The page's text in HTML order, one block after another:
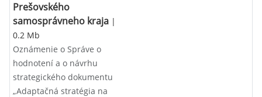
Prešovského
samosprávneho kraja |
0.2 Mb
Oznámenie o Správe o
hodnotení a o návrhu
strategického dokumentu
„Adaptačná stratégia na